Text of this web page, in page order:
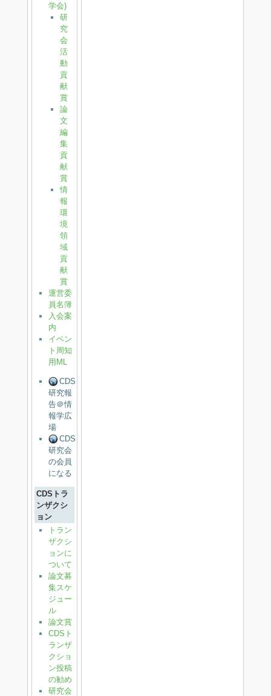
学会)
研
究
会
活
動
貢
献
賞
論
文
編
集
貢
献
賞
情
報
環
境
領
域
貢
献
賞
運営委
員名簿
入会案
内
イベン
ト周知
用ML
CDS
研究報
告＠情
報学広
場
CDS
研究会
の会員
になる
CDSトラ
ンザクシ
ョン
トラン
ザクシ
ョンに
ついて
論文募
集スケ
ジュー
ル
論文賞
CDSト
ランザ
クショ
ン投稿
の勧め
研究会